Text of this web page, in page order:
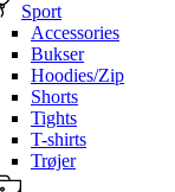
Sport
Accessories
Bukser
Hoodies/Zip
Shorts
Tights
T-shirts
Trøjer